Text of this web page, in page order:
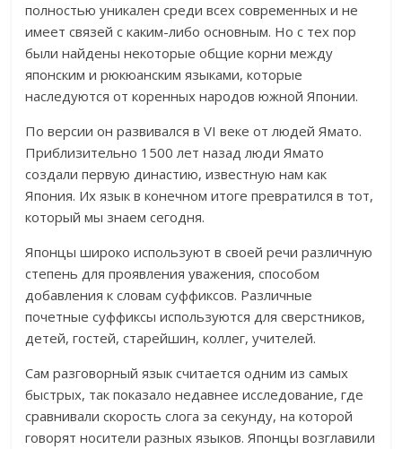
полностью уникален среди всех современных и не
имеет связей с каким-либо основным. Но с тех пор
были найдены некоторые общие корни между
японским и рюкюанским языками, которые
наследуются от коренных народов южной Японии.
По версии он развивался в VI веке от людей Ямато.
Приблизительно 1500 лет назад люди Ямато
создали первую династию, известную нам как
Япония. Их язык в конечном итоге превратился в тот,
который мы знаем сегодня.
Японцы широко используют в своей речи различную
степень для проявления уважения, способом
добавления к словам суффиксов. Различные
почетные суффиксы используются для сверстников,
детей, гостей, старейшин, коллег, учителей.
Сам разговорный язык считается одним из самых
быстрых, так показало недавнее исследование, где
сравнивали скорость слога за секунду, на которой
говорят носители разных языков. Японцы возглавили